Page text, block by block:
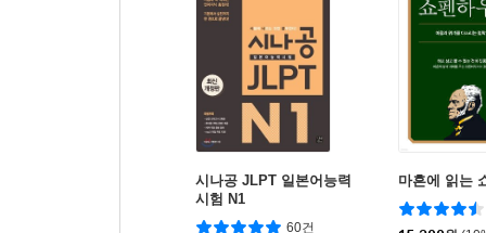
시나공 JLPT 일본어능력
시험 N1
60건
마흔에 읽는